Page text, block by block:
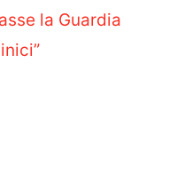
la Guardia